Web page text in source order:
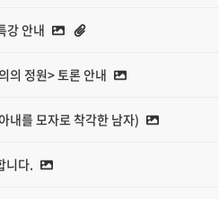
강 안내
의 정원> 토론 안내
내를 모자로 착각한 남자)
니다.